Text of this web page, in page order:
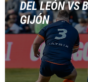
DEL LEÓN VS
GIJÓN